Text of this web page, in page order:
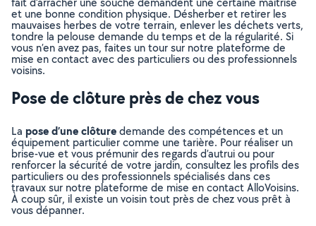
et une bonne condition physique. Désherber et retirer les
mauvaises herbes de votre terrain, enlever les déchets verts,
tondre la pelouse demande du temps et de la régularité. Si
vous n’en avez pas, faites un tour sur notre plateforme de
mise en contact avec des particuliers ou des professionnels
voisins.
Pose de clôture près de chez vous
La pose d’une clôturedemande des compétences et un
équipement particulier comme une tarière. Pour réaliser un
brise-vue et vous prémunir des regards d’autrui ou pour
renforcer la sécurité de votre jardin, consultez les profils des
particuliers ou des professionnels spécialisés dans ces
travaux sur notre plateforme de mise en contact AlloVoisins.
À coup sûr, il existe un voisin tout près de chez vous prêt à
vous dépanner.